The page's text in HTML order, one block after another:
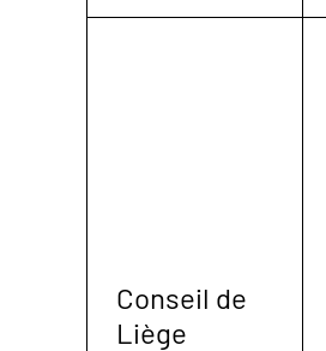
Conseil de
Liège